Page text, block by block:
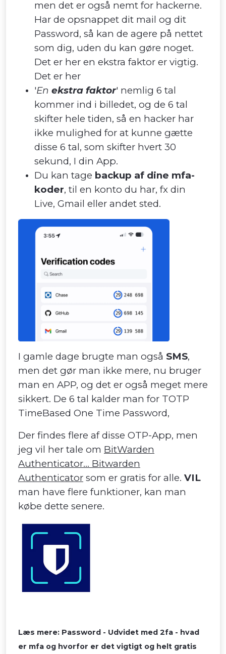
men det er også nemt for hackerne.
Har de opsnappet dit mail og dit
Password, så kan de agere på nettet
som dig, uden du kan gøre noget.
Det er her en ekstra faktor er vigtig.
Det er her
'En ekstra faktor' nemlig 6 tal
kommer ind i billedet, og de 6 tal
skifter hele tiden, så en hacker har
ikke mulighed for at kunne gætte
disse 6 tal, som skifter hvert 30
sekund, I din App.
Du kan tage backup af dine mfa-
koder, til en konto du har, fx din
Live, Gmail eller andet sted.
I gamle dage brugte man også SMS,
men det gør man ikke mere, nu bruger
man en APP, og det er også meget mere
sikkert. De 6 tal kalder man for TOTP
TimeBased One Time Password,
Der findes flere af disse OTP-App, men
jeg vil her tale om BitWarden
Authenticator... Bitwarden
Authenticator som er gratis for alle. VIL
man have flere funktioner, kan man
købe dette senere.
Læs mere: Password - Udvidet med 2fa - hvad
er mfa og hvorfor er det vigtigt og helt gratis